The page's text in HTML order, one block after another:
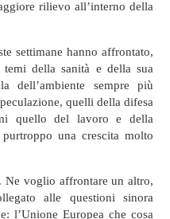
rilievo all’interno della
settimane hanno affrontato,
della sanità e della sua
dell’ambiente sempre più
quelli della difesa
quello del lavoro e della
una crescita molto
voglio affrontare un altro,
alle questioni sinora
l’Unione Europea che cosa